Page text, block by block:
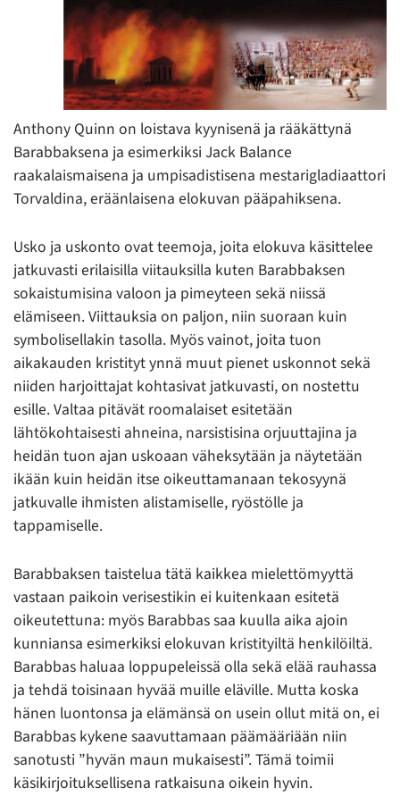
Anthony Quinn on loistava kyynisenä ja rääkättynä
Barabbaksena ja esimerkiksi Jack Balance
raakalaismaisena ja umpisadistisena mestarigladiaattori
Torvaldina, eräänlaisena elokuvan pääpahiksena.
Usko ja uskonto ovat teemoja, joita elokuva käsittelee
jatkuvasti erilaisilla viitauksilla kuten Barabbaksen
sokaistumisina valoon ja pimeyteen sekä niissä
elämiseen. Viittauksia on paljon, niin suoraan kuin
symbolisellakin tasolla. Myös vainot, joita tuon
aikakauden kristityt ynnä muut pienet uskonnot sekä
niiden harjoittajat kohtasivat jatkuvasti, on nostettu
esille. Valtaa pitävät roomalaiset esitetään
lähtökohtaisesti ahneina, narsistisina orjuuttajina ja
heidän tuon ajan uskoaan väheksytään ja näytetään
ikään kuin heidän itse oikeuttamanaan tekosyynä
jatkuvalle ihmisten alistamiselle, ryöstölle ja
tappamiselle.
Barabbaksen taistelua tätä kaikkea mielettömyyttä
vastaan paikoin verisestikin ei kuitenkaan esitetä
oikeutettuna: myös Barabbas saa kuulla aika ajoin
kunniansa esimerkiksi elokuvan kristityiltä henkilöiltä.
Barabbas haluaa loppupeleissä olla sekä elää rauhassa
ja tehdä toisinaan hyvää muille eläville. Mutta koska
hänen luontonsa ja elämänsä on usein ollut mitä on, ei
Barabbas kykene saavuttamaan päämääriään niin
sanotusti ”hyvän maun mukaisesti”. Tämä toimii
käsikirjoituksellisena ratkaisuna oikein hyvin.